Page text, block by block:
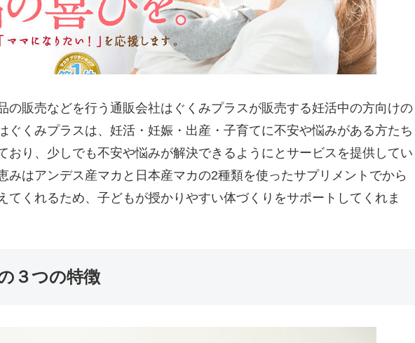
の販売などを行う通販会社はぐくみプラスが販売する妊活中の方向けの
ぐくみプラスは、妊活・妊娠・出産・子育てに不安や悩みがある方たち
おり、少しでも不安や悩みが解決できるようにとサービスを提供してい
みはアンデス産マカと日本産マカの2種類を使ったサプリメントでから
てくれるため、子どもが授かりやすい体づくりをサポートしてくれま
３つの特徴